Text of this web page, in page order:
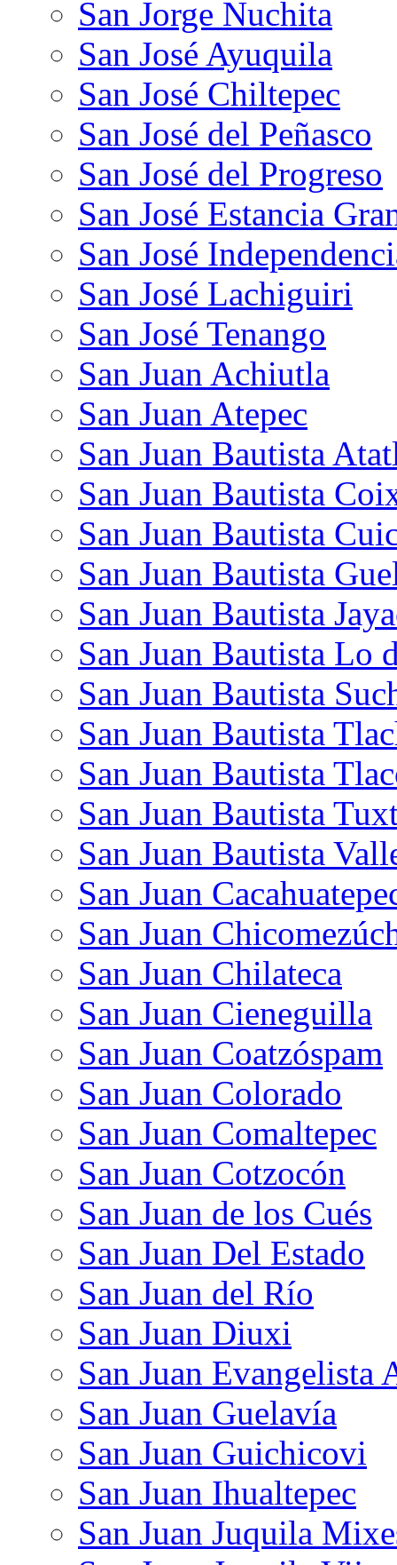
San Jorge Nuchita
San José Ayuquila
San José Chiltepec
San José del Peñasco
San José del Progreso
San José Estancia
San José
San José Lachiguiri
San José Tenango
San Juan Achiutla
San Juan Atepec
San Juan Bautista
San Juan Bautista
San Juan Bautista
San Juan Bautista
San Juan Bautista
San Juan Bautista Lo
San Juan Bautista
San Juan Bautista
San Juan Bautista
San Juan Bautista
San Juan Bautista
San Juan
San Juan
San Juan Chilateca
San Juan Cieneguilla
San Juan Coatzóspam
San Juan Colorado
San Juan Comaltepec
San Juan Cotzocón
San Juan de los Cués
San Juan Del Estado
San Juan del Río
San Juan Diuxi
San Juan Evangelista
San Juan Guelavía
San Juan Guichicovi
San Juan Ihualtepec
San Juan Juquila